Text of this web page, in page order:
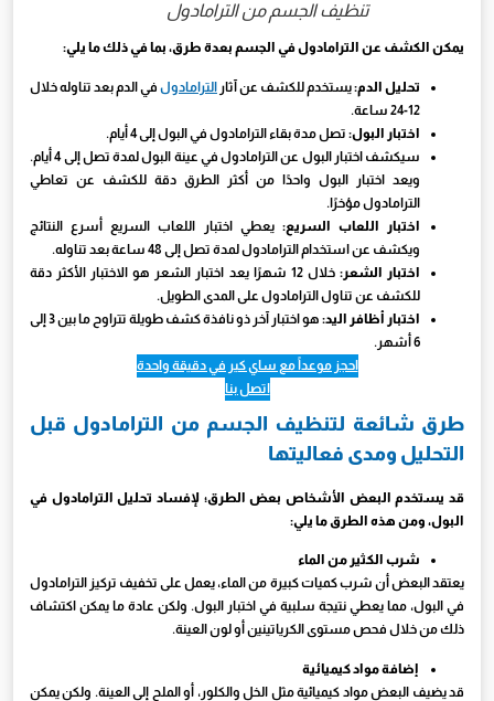
تنظيف الجسم من الترامادول
يمكن الكشف عن الترامادول في الجسم بعدة طرق، بما في ذلك ما يلي:
تحليل الدم:يستخدم للكشف عن آثار الترامادول في الدم بعد تناوله خلال
12-24 ساعة.
اختبار البول: تصل مدة بقاء الترامادول في البول إلى 4 أيام.
سيكشف اختبار البول عن الترامادول في عينة البول لمدة تصل إلى 4 أيام.
ويعد اختبار البول واحدًا من أكثر الطرق دقة للكشف عن تعاطي
الترامادول مؤخرًا.
اختبار اللعاب السريع: يعطي اختبار اللعاب السريع أسرع النتائج
ويكشف عن استخدام الترامادول لمدة تصل إلى 48 ساعة بعد تناوله.
اختبار الشعر:
خلال 12 شهرًا يعد اختبار الشعر هو الاختبار الأكثر دقة
للكشف عن تناول الترامادول على المدى الطويل.
اختبار أظافر اليد:
هو اختبار آخر ذو نافذة كشف طويلة تتراوح ما بين 3 إلى
6 أشهر.
احجز موعداً مع ساي كير في دقيقة واحدة
اتصل بنا
طرق شائعة لتنظيف الجسم من الترامادول قبل
التحليل ومدى فعاليتها
قد يستخدم البعض الأشخاص بعض الطرق؛ لإفساد تحليل الترامادول في
البول، ومن هذه الطرق ما يلي:
شرب الكثير من الماء
يعتقد البعض أن شرب كميات كبيرة من الماء، يعمل على تخفيف تركيز الترامادول
في البول، مما يعطي نتيجة سلبية في اختبار البول. ولكن عادة ما يمكن اكتشاف
ذلك من خلال فحص مستوى الكرياتينين أو لون العينة.
إضافة مواد كيميائية
قد يضيف البعض مواد كيميائية مثل الخل والكلور، أو الملح إلى العينة. ولكن يمكن